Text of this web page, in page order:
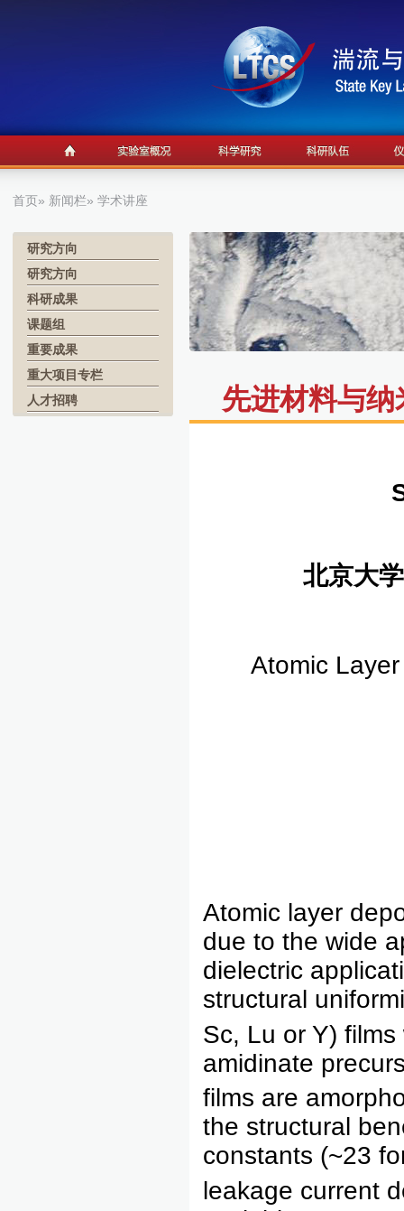
首页» 新闻栏» 学术讲座
研究方向
研究方向
科研成果
课题组
重要成果
重大项目专栏
人才招聘
先进材料与
北京大
Atomic
Atomic layer
due to the wide
dielectric
structural
Sc, Lu or Y)
amidinate
films are
the structural
constants (~23
leakage current